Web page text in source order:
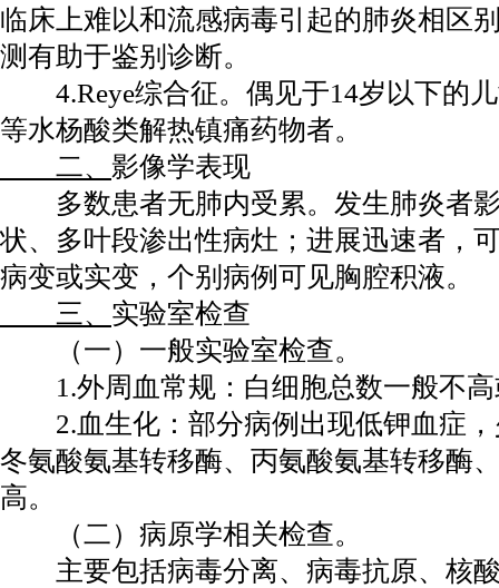
临床上难以和流感病毒引起的肺炎相区
测有助于鉴别诊断。
4.Reye综合征。偶见于14岁以下的
等水杨酸类解热镇痛药物者。
二、 影像学表现
多数患者无肺内受累。发生肺炎者影
状、多叶段渗出性病灶；进展迅速者，
病变或实变，个别病例可见胸腔积液。
三、 实验室检查
（一）一般实验室检查。
1.外周血常规：白细胞总数一般不高
2.血生化：部分病例出现低钾血症，
冬氨酸氨基转移酶、丙氨酸氨基转移酶
高。
（二）病原学相关检查。
主要包括病毒分离、病毒抗原、核酸